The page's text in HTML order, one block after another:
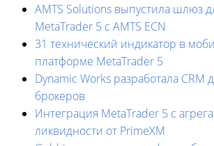
AMTS Solutions выпустила шлюз
MetaTrader 5 с AMTS ECN
31 технический индикатор в
платформе MetaTrader 5
Dynamic Works разработала CRM
брокеров
Интеграция MetaTrader 5 с
ликвидности от PrimeXM